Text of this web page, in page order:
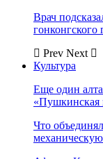
Врач
Prev Next
Культура
Еще один
«Пушкинская
Что